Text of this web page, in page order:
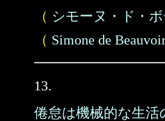
（ シモーヌ・ド・
（ Simone de
13.
倦怠は機械的な生活